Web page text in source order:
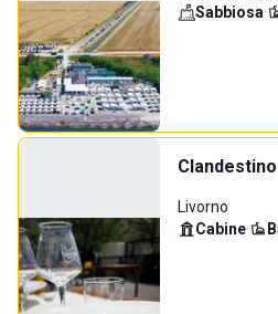
Sabbiosa·
Livorno
Cabine·